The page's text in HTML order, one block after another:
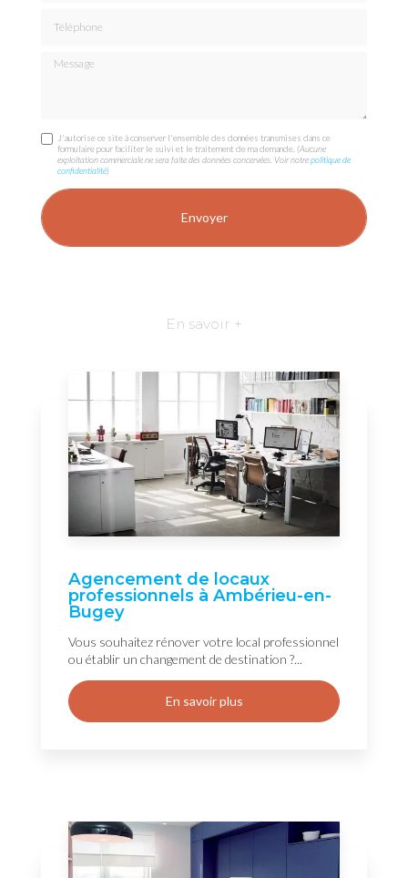
Message
J'autorise ce site à conserver l'ensemble des données transmises dans ce
formulaire pour faciliter le suivi et le traitement de ma demande.(Aucune
exploitation commerciale ne sera faite des données concervées. Voir notrepolitique de
confidentialité)
En savoir +
Agencement de locaux
professionnels à Ambérieu-en-
Bugey
Vous souhaitez rénover votre local professionnel
ou établir un changement de destination ?...
En savoir plus